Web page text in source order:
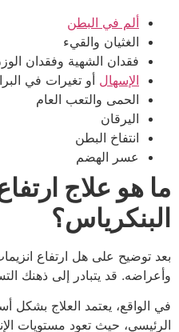
ألم في البطن
الغثيان والقيء
فقدان الشهية وفقدان
الإسهال أو تغيرات في
الحمى والتعب العام
اليرقان
انتفاخ البطن
عسر الهضم
ما هو علاج
البنكرياس؟
بعد توضيح على هل ارتفاع
وأعراضه. قد يتبادر إلى ذهنك
في الواقع، يعتمد العلاج
الرئيسي، حيث تعود مستويات